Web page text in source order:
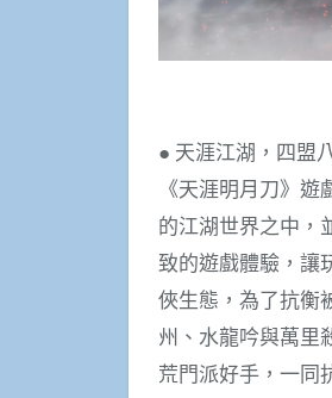
● 天涯江湖，四盟
《天涯明月刀》
的江湖世界之中，
致的遊戲體驗，讓
俠生態，為了抗衡
州、水龍吟與萬里
荒門派好手，一同